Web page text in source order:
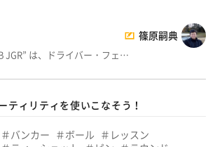
篠原嗣典
JGR” は、ドライバー・フェ…
ティリティを使いこなそう！
バンカー ボール
レッスン